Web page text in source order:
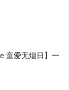
童爱无烟日】一